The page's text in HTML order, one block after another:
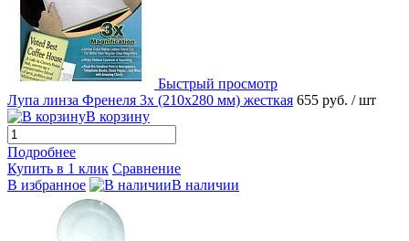
Быстрый просмотр
Лупа линза Френеля 3х (210х280 мм) жесткая 655 руб. / шт
В корзину
Подробнее
Купить в 1 клик Сравнение
В избранное
В наличии